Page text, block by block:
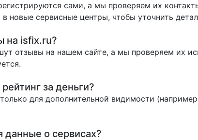
сами, а мы проверяем их
новые сервисные центры, чтобы уточнить
на isfix.ru?
отзывы на нашем сайте, а мы проверяем их
за деньги?
для дополнительной видимости
данные о сервисах?